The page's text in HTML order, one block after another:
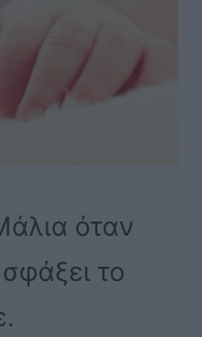
όταν
το